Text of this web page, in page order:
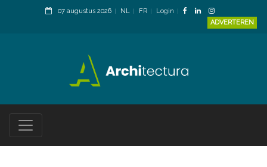
07 augustus 2026 NL FR
Login
ADVERTEREN